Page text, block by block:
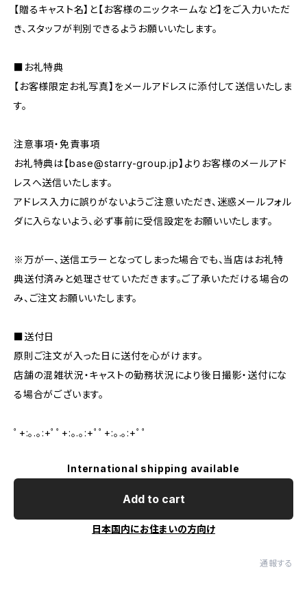
【贈るキャスト名】と【お客様のニックネームなど】をご入力いただ
き、スタッフが判別できるようお願いいたします。
■お礼特典
【お客様限定お礼写真】をメールアドレスに添付して送信いたしま
す。
注意事項・免責事項
お礼特典は【base@starry-group.jp】よりお客様のメールアド
レスへ送信いたします。
アドレス入力に誤りがないようご注意いただき、迷惑メールフォル
ダに入らないよう、必ず事前に受信設定をお願いいたします。
※万が一、送信エラーとなってしまった場合でも、当店はお礼特
典送付済みと処理させていただきます。ご了承いただける場合の
み、ご注文お願いいたします。
■送付日
原則ご注文が入った日に送付を心がけます。
店舗の混雑状況・キャストの勤務状況により後日撮影・送付にな
る場合がございます。
ﾟ+:｡.｡:+ﾟﾟ+:｡.｡:+ﾟﾟ+:｡.｡:+ﾟﾟ
International shipping available
Add to cart
日本国内にお住まいの方向け
通報する